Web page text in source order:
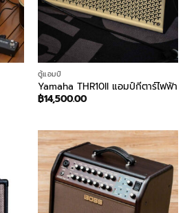
ตู้แอมป์
Yamaha THR10II แอมป์กีตาร์ไฟฟ้า
฿14,500.00